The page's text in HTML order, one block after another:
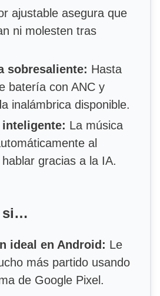
ajustable asegura que
ni molesten tras
sobresaliente: Hasta
batería con ANC y
inalámbrica disponible.
La música
al
gracias a la IA.
si…
ideal en Android: Le
más partido usando
de Google Pixel.